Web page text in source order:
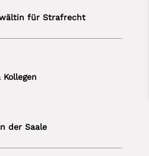
für Strafrecht
der Saale